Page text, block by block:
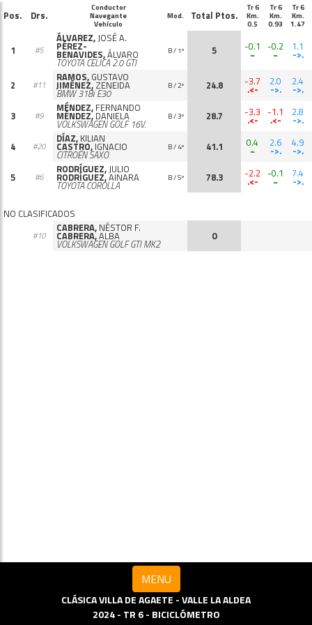
Pos. Drs.
Conductor
Navegante
Vehículo
Mod. Total Ptos.
Tr 6
Km.
0.5
Tr 6
Km.
0.93
Tr 6
Km.
1.47
1 #5
ÁLVAREZ,JOSÉ A.
PÉREZ-
BENAVIDES,ÁLVARO
TOYOTA CELICA 2.0 GTI
B / 1º 5 -0.1
~
-0.2
~
1.1
->.
2 #11
RAMOS, GUSTAVO
JIMÉNEZ, ZENEIDA
BMW 318i E30
B / 2º 24.8 -3.7
.<-
2.0
->.
2.4
->.
3
#9
MÉNDEZ, FERNANDO
MÉNDEZ, DANIELA
VOLKSWAGEN GOLF 16V.
B / 3º 28.7 -3.3
.<-
-1.1
.<-
2.8
->.
4
#20
DÍAZ, KILIAN
CASTRO, IGNACIO
CITROËN SAXO
B / 4º 41.1 0.4
~
2.6
->.
4.9
->.
5
#6
RODRÍGUEZ,JULIO
RODRÍGUEZ,AINARA
TOYOTA COROLLA
B / 5º 78.3 -2.2
.<-
-0.1
~
7.4
->.
NO CLASIFICADOS
#10
CABRERA, NÉSTOR F.
CABRERA,ALBA
VOLKSWAGEN GOLF GTI MK2
0
MENU
CLÁSICA VILLA DE AGAETE - VALLE LA ALDEA
2024 - TR 6 - BICICLÓMETRO